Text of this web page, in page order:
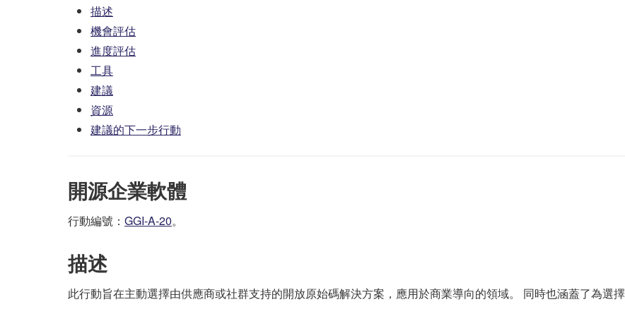
描述
機會評估
進度評估
工具
建議
資源
建議的下一步行動
開源企業軟體
行動編號： GGI-A-20。
描述
此行動旨在主動選擇由供應商或社群支持的開放原始碼解決方案，應用於商業導向的領域。 同時也涵蓋了為選